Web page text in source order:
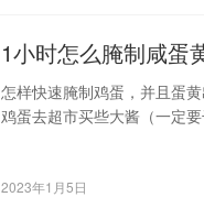
1小时怎么腌制咸蛋
怎样快速腌制鸡蛋，并且蛋
鸡蛋去超市买些大酱（一定
2023年1月5日